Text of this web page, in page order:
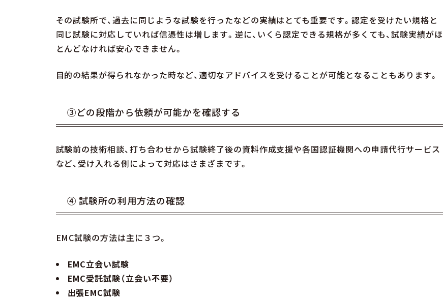
その試験所で、過去に同じような試験を行ったなどの実績はとても重要です。認定を受けたい規格と
同じ試験に対応していれば信憑性は増します。逆に、いくら認定できる規格が多くても、試験実績がほ
とんどなければ安心できません。
目的の結果が得られなかった時など、適切なアドバイスを受けることが可能となることもあります。
③どの段階から依頼が可能かを確認する
試験前の技術相談、打ち合わせから試験終了後の資料作成支援や各国認証機関への申請代行サービス
など、受け入れる側によって対応はさまざまです。
④ 試験所の利用方法の確認
EMC試験の方法は主に３つ。
EMC立会い試験
EMC受託試験（立会い不要）
出張EMC試験